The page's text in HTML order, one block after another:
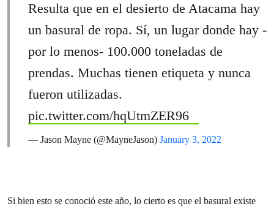
Resulta que en el desierto de Atacama hay
un basural de ropa. Sí, un lugar donde hay -
por lo menos- 100.000 toneladas de
prendas. Muchas tienen etiqueta y nunca
fueron utilizadas.
pic.twitter.com/hqUtmZER96
— Jason Mayne (@MayneJason) January 3, 2022
Si bien esto se conoció este año, lo cierto es que el basural existe